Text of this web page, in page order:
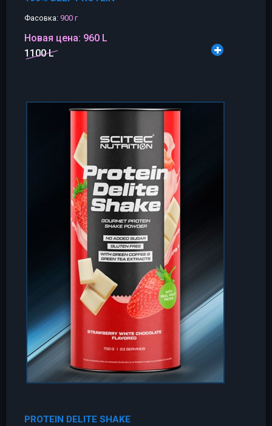
Фасовка: 900 г
Новая цена: 960 L
1100 L
PROTEIN DELITE SHAKE